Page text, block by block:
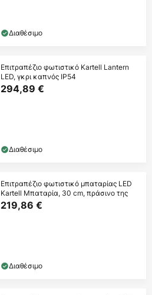
Διαθέσιμο
Επιτραπέζιο φωτιστικό Kartell Lantern
LED, γκρι καπνός IP54
294,89 €
Διαθέσιμο
Επιτραπέζιο φωτιστικό μπαταρίας LED
Kartell Μπαταρία, 30 cm, πράσινο της
219,86 €
Διαθέσιμο